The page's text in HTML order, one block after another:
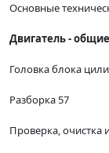
Основные
Двигатель -
Головка блока
Разборка 57
Проверка, очистка